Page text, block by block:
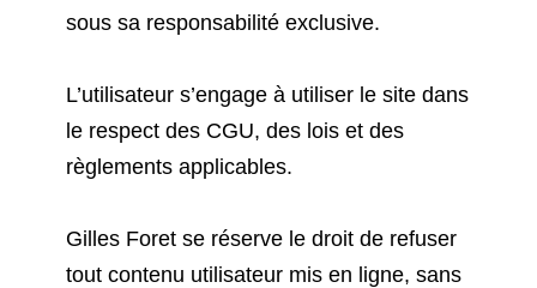
sous sa responsabilité exclusive.
L’utilisateur s’engage à utiliser le site dans
le respect des CGU, des lois et des
règlements applicables.
Gilles Foret se réserve le droit de refuser
tout contenu utilisateur mis en ligne, sans